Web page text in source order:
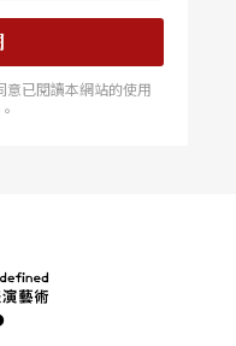
音。布荷賓德演出的曲目廣泛而
鋼琴全集》更為他贏得唱片音樂
維也納、漢堡、蘇黎世、布宜
滿耶誕氣氛的爵士搖擺 紐奧良
有許多居民會固定去欣賞他們的
最傳統與最富情感的音樂表
底首度來台演出的「紐奧良典藏
帶來令人驚喜的應節曲目，邀您
已閱讀本網站的使用